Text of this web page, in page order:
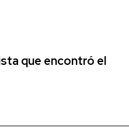
que encontró el